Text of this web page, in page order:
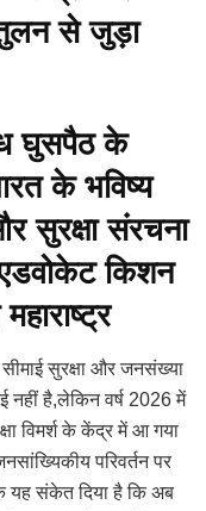
से जुड़ा
घुसपैठ के
के भविष्य
सुरक्षा संरचना
किशन
सुरक्षा और जनसंख्या
नहीं है,लेकिन वर्ष 2026 में
विमर्श के केंद्र में आ गया
परिवर्तन पर
यह संकेत दिया है कि अब